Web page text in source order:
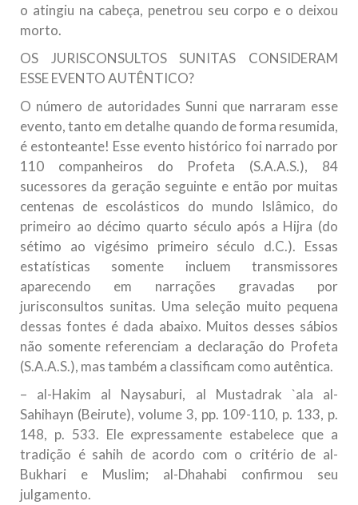
o atingiu na cabeça, penetrou seu corpo e o deixou
morto.
OS JURISCONSULTOS SUNITAS CONSIDERAM
ESSE EVENTO AUTÊNTICO?
O número de autoridades Sunni que narraram esse
evento, tanto em detalhe quando de forma resumida,
é estonteante! Esse evento histórico foi narrado por
110 companheiros do Profeta (S.A.A.S.), 84
sucessores da geração seguinte e então por muitas
centenas de escolásticos do mundo Islâmico, do
primeiro ao décimo quarto século após a Hijra (do
sétimo ao vigésimo primeiro século d.C.). Essas
estatísticas somente incluem transmissores
aparecendo em narrações gravadas por
jurisconsultos sunitas. Uma seleção muito pequena
dessas fontes é dada abaixo. Muitos desses sábios
não somente referenciam a declaração do Profeta
(S.A.A.S.), mas também a classificam como autêntica.
– al-Hakim al Naysaburi, al Mustadrak `ala al-
Sahihayn (Beirute), volume 3, pp. 109-110, p. 133, p.
148, p. 533. Ele expressamente estabelece que a
tradição é sahih de acordo com o critério de al-
Bukhari e Muslim; al-Dhahabi confirmou seu
julgamento.